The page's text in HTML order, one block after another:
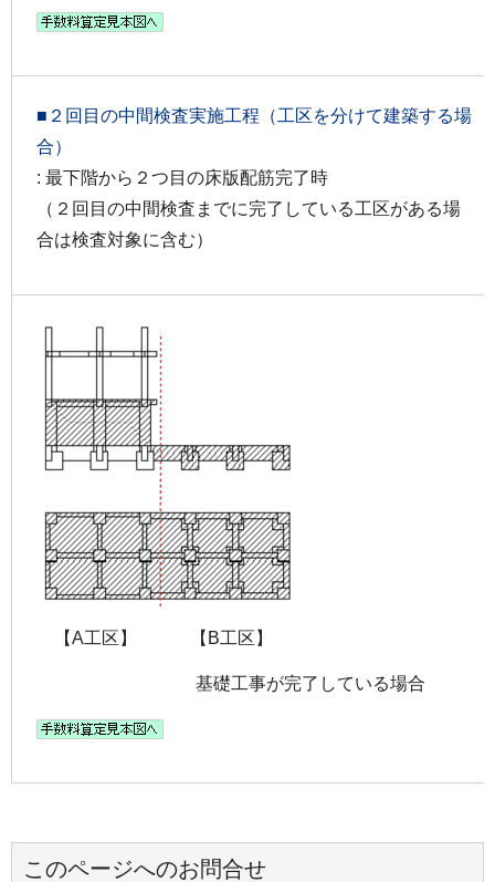
■２回目の中間検査実施工程（工区を分けて建築する場
合）
: 最下階から２つ目の床版配筋完了時
（２回目の中間検査までに完了している工区がある場
合は検査対象に含む）
【A工区】 【B工区】
基礎工事が完了している場合
このページへのお問合せ